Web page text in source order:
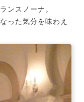
ンスノーナ。
った気分を味わえ